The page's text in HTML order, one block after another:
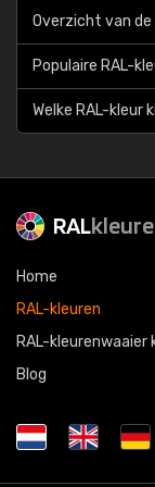
Overzicht van
Populaire RAL-
Welke RAL-kleur
RAL
Home
RAL-kleuren
RAL-kleurenwaaier
Blog